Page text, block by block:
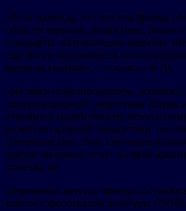
«Есть надежда, что эта платформа
области ядерной энергетики,
стандарты эксплуатации ядерных
еще более выдающиеся
ядерном секторе», — сказал г-н Лу.
«Являясь первопроходцем,
лидером ядерной энергетики Китая,
стремится содействовать
развитию ядерной энергетики,
совершенствуя свои ключевые
предоставлению услуг в сфере
отметил он.
Церемония запуска бренда
вместе с фестивалем культуры